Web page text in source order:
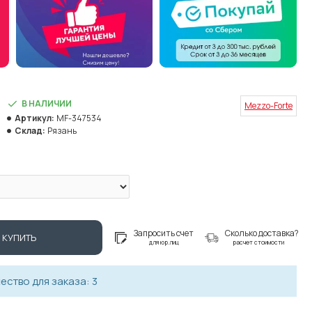
В НАЛИЧИИ
Артикул: MF-347534
Склад: Рязань
Mezzo-Forte
КУПИТЬ Запросить счет
для юр.лиц
Сколько доставка?
расчет стоимости
для заказа: 3